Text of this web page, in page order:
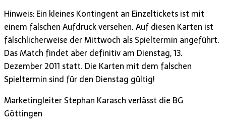
Hinweis: Ein kleines Kontingent an Einzeltickets ist mit
einem falschen Aufdruck versehen. Auf diesen Karten ist
fälschlicherweise der Mittwoch als Spieltermin angeführt.
Das Match findet aber definitiv am Dienstag, 13.
Dezember 2011 statt. Die Karten mit dem falschen
Spieltermin sind für den Dienstag gültig!
Marketingleiter Stephan Karasch verlässt die BG
Göttingen